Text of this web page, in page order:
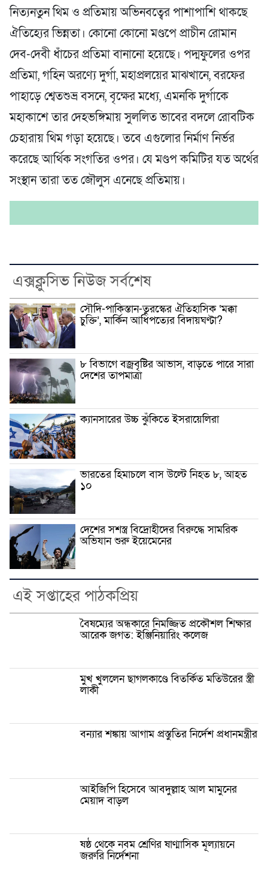
নিত্যনতুন থিম ও প্রতিমায় অভিনবত্বের পাশাপাশি থাকছে
ঐতিহ্যের ভিন্নতা। কোনো কোনো মণ্ডপে প্রাচীন রোমান
দেব-দেবী ধাঁচের প্রতিমা বানানো হয়েছে। পদ্মফুলের ওপর
প্রতিমা, গহিন অরণ্যে দুর্গা, মহাপ্রলয়ের মাঝখানে, বরফের
পাহাড়ে শ্বেতশুভ্র বসনে, বৃক্ষের মধ্যে, এমনকি দুর্গাকে
মহাকাশে তার দেহভঙ্গিমায় সুললিত ভাবের বদলে রোবটিক
চেহারায় থিম গড়া হয়েছে। তবে এগুলোর নির্মাণ নির্ভর
করেছে আর্থিক সংগতির ওপর। যে মণ্ডপ কমিটির যত অর্থের
সংস্থান তারা তত জৌলুস এনেছে প্রতিমায়।
এক্সক্লুসিভ নিউজ সর্বশেষ
সৌদি-পাকিস্তান-তুরস্কের ঐতিহাসিক ‘মক্কা
চুক্তি’, মার্কিন আধিপত্যের বিদায়ঘণ্টা?
৮ বিভাগে বজ্রবৃষ্টির আভাস, বাড়তে পারে সারা
দেশের তাপমাত্রা
ক্যানসারের উচ্চ ঝুঁকিতে ইসরায়েলিরা
ভারতের হিমাচলে বাস উল্টে নিহত ৮, আহত
১০
দেশের সশস্ত্র বিদ্রোহীদের বিরুদ্ধে সামরিক
অভিযান শুরু ইয়েমেনের
এই সপ্তাহের পাঠকপ্রিয়
বৈষম্যের অন্ধকারে নিমজ্জিত প্রকৌশল শিক্ষার
আরেক জগত: ইঞ্জিনিয়ারিং কলেজ
মুখ খুললেন ছাগলকাণ্ডে বিতর্কিত মতিউরের স্ত্রী
লাকী
বন্যার শঙ্কায় আগাম প্রস্তুতির নির্দেশ প্রধানমন্ত্রীর
আইজিপি হিসেবে আবদুল্লাহ আল মামুনের
মেয়াদ বাড়ল
ষষ্ঠ থেকে নবম শ্রেণির ষাণ্মাসিক মূল্যায়নে
জরুরি নির্দেশনা